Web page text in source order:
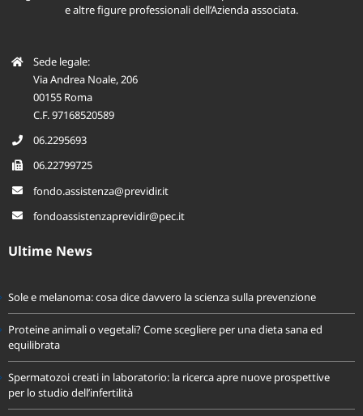
Programmi di natura assistenziale rivolti a dipendenti, collaboratori, soci
Sede legale:
Via Andrea Noale, 206
00155 Roma
Sole e melanoma: cosa dice davvero la scienza sulla prevenzione
Proteine animali o vegetali? Come scegliere per una dieta sana ed
equilibrata
Spermatozoi creati in laboratorio: la ricerca apre nuove prospettive
per lo studio dell’infertilità